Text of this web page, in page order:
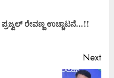
ರೇವಣ್ಣ ಉಚ್ಚಾಟನೆ…!!
Next